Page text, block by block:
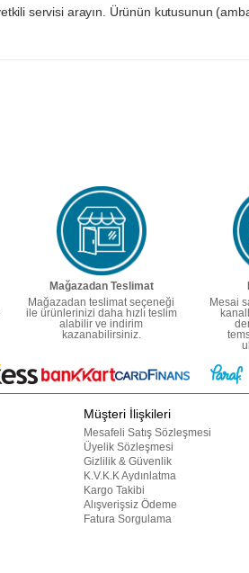
servisi arayın. Ürünün kutusunun
Mağazadan Teslimat
Mağazadan teslimat seçeneği
ile ürünlerinizi daha hızlı teslim
alabilir ve indirim
kazanabilirsiniz.
Mesai
Müşteri İlişkileri
Mesafeli Satış Sözleşmesi
Üyelik Sözleşmesi
Gizlilik & Güvenlik
K.V.K.K Aydınlatma
Kargo Takibi
Alışverişsiz Ödeme
Fatura Sorgulama